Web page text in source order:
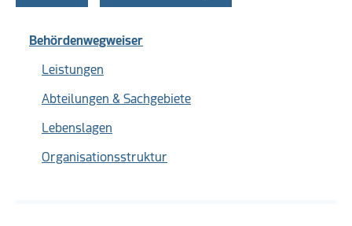
Behördenwegweiser
Leistungen
Abteilungen & Sachgebiete
Lebenslagen
Organisationsstruktur